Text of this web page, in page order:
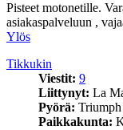
Pisteet motonetille.
asiakaspalveluun ,
Ylös
Tikkukin
Viestit: 9
Liittynyt: La
Pyörä:
Paikkakunta: